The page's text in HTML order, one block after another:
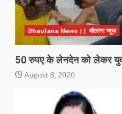
Dhaulana News || धौलाना न्यूज़
50 रुपए के लेनदेन को लेकर
August 8, 2026